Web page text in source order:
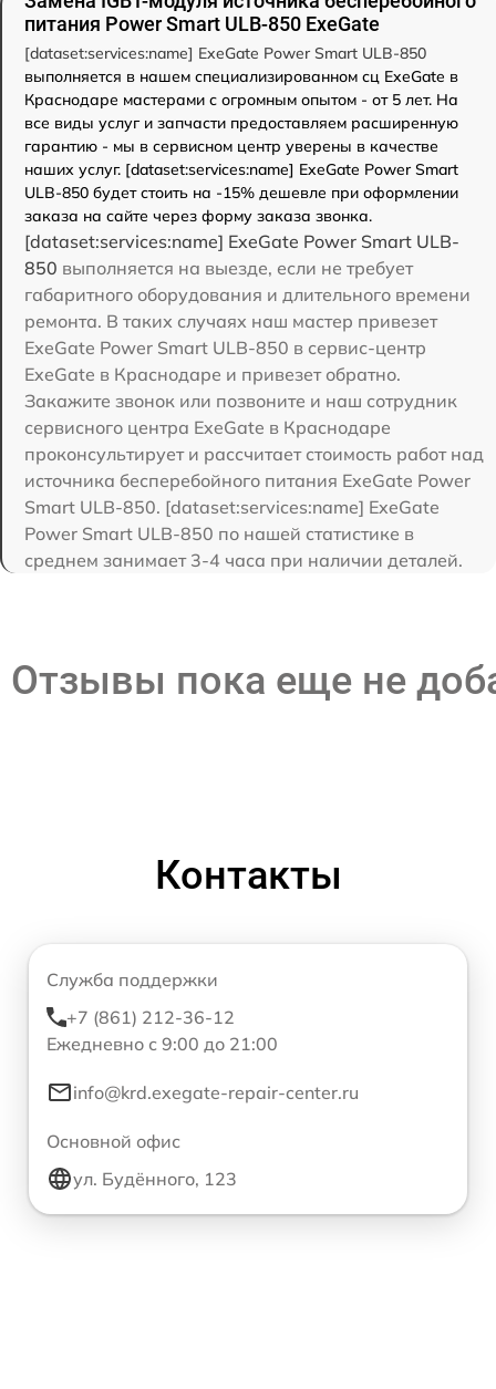
питания Power Smart ULB-850 ExeGate
[dataset:services:name] ExeGate Power Smart ULB-850
выполняется в нашем специализированном сц ExeGate в
Краснодаре мастерами с огромным опытом - от 5 лет. На
все виды услуг и запчасти предоставляем расширенную
гарантию - мы в сервисном центр уверены в качестве
наших услуг. [dataset:services:name] ExeGate Power Smart
ULB-850 будет стоить на -15% дешевле при оформлении
заказа на сайте через форму заказа звонка.
[dataset:services:name] ExeGate Power Smart ULB-
850 выполняется на выезде, если не требует
габаритного оборудования и длительного времени
ремонта. В таких случаях наш мастер привезет
ExeGate Power Smart ULB-850 в сервис-центр
ExeGate в Краснодаре и привезет обратно.
Закажите звонок или позвоните и наш сотрудник
сервисного центра ExeGate в Краснодаре
проконсультирует и рассчитает стоимость работ над
источника бесперебойного питания ExeGate Power
Smart ULB-850. [dataset:services:name] ExeGate
Power Smart ULB-850 по нашей статистике в
среднем занимает 3-4 часа при наличии деталей.
Отзывы пока еще не
Контакты
Служба поддержки
+7 (861) 212-36-12
Ежедневно с 9:00 до 21:00
info@krd.exegate-repair-center.ru
Основной офис
ул. Будённого, 123